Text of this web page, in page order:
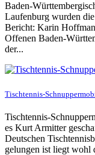
Baden-
Laufenburg wurden
Bericht: Karin
Offenen Baden-
der...
Tischtennis-
Tischtennis-
es Kurt Armitter
Deutschen
gelungen ist liegt wohl